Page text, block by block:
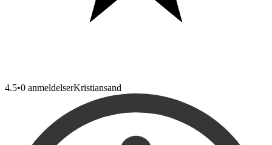
4.5•0 anmeldelserKristiansand